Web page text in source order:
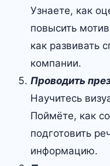
Узнаете, как
повысить
как развивать
компании.
Проводить
Научитесь
Поймёте, как
подготовить
информацию.